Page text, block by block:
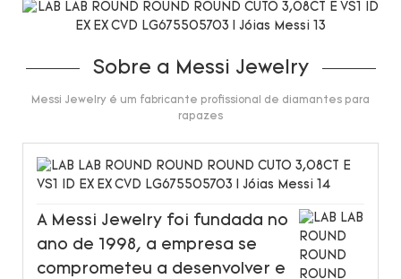
Sobre a Messi Jewelry
Messi Jewelry é um fabricante profissional de diamantes para
rapazes
A Messi Jewelry foi fundada no
ano de 1998, a empresa se
comprometeu a desenvolver e